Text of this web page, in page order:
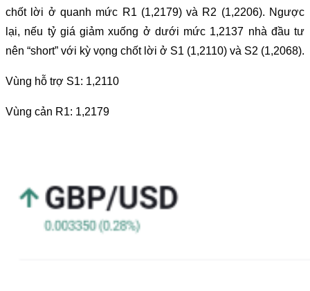
chốt lời ở quanh mức R1 (1,2179) và R2 (1,2206). Ngược
lại, nếu tỷ giá giảm xuống ở dưới mức 1,2137 nhà đầu tư
nên “short” với kỳ vọng chốt lời ở S1 (1,2110) và S2 (1,2068).
Vùng hỗ trợ S1: 1,2110
Vùng cản R1: 1,2179